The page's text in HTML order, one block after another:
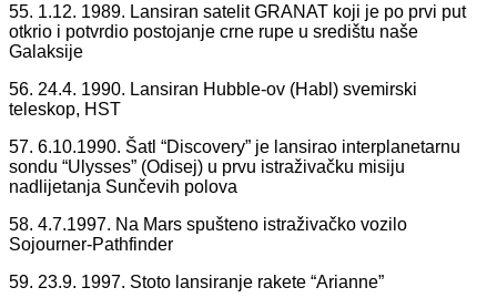
55. 1.12. 1989. Lansiran satelit GRANAT koji je po prvi put
otkrio i potvrdio postojanje crne rupe u središtu naše
Galaksije
56. 24.4. 1990. Lansiran Hubble-ov (Habl) svemirski
teleskop, HST
57. 6.10.1990. Šatl “Discovery” je lansirao interplanetarnu
sondu “Ulysses” (Odisej) u prvu istraživačku misiju
nadlijetanja Sunčevih polova
58. 4.7.1997. Na Mars spušteno istraživačko vozilo
Sojourner-Pathfinder
59. 23.9. 1997. Stoto lansiranje rakete “Arianne”